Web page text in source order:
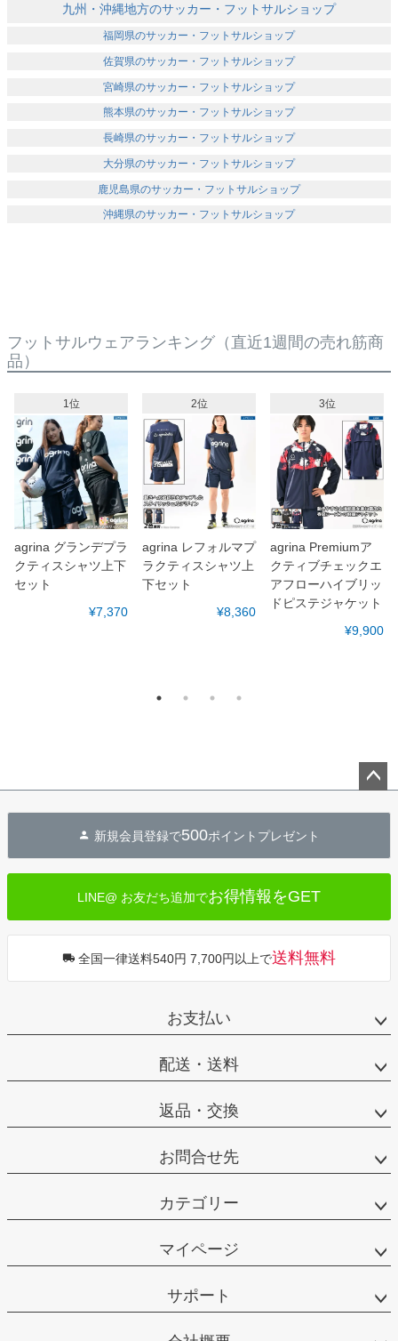
九州・沖縄地方のサッカー・フットサルショップ
福岡県のサッカー・フットサルショップ
佐賀県のサッカー・フットサルショップ
宮崎県のサッカー・フットサルショップ
熊本県のサッカー・フットサルショップ
長崎県のサッカー・フットサルショップ
大分県のサッカー・フットサルショップ
鹿児島県のサッカー・フットサルショップ
沖縄県のサッカー・フットサルショップ
フットサルウェアランキング （直近1週間の売れ筋商
品）
1位
agrina グランデプラ
クティスシャツ上下
セット
¥7,370
2位
agrina レフォルマプ
ラクティスシャツ上
下セット
¥8,360
3位
agrina Premiumア
クティブチェックエ
アフローハイブリッ
ドピステジャケット
¥9,900
へ
新規会員登録で500ポイントプレゼント
LINE@ お友だち追加でお得情報をGET
全国一律送料540円 7,700円以上で送料無料
お支払い
配送・送料
返品・交換
お問合せ先
カテゴリー
マイページ
サポート